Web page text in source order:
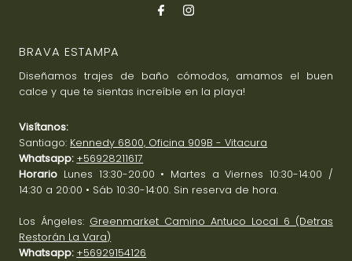
BRAVA ESTAMPA
Diseñamos trajes de baño cómodos, amamos el buen
calce y que te sientas increíble en la playa!
Visítanos:
Santiago: Kennedy 6800, Oficina 909B - Vitacura
Whatsapp: +56928211617
Horario Lunes 13:30-20:00 • Martes a Viernes 10:30-14:00 /
14:30 a 20:00 • Sáb 10:30-14:00. Sin reserva de hora.
Los Ángeles: Greenmarket Camino Antuco Local 6 (Detras
Restorán La Vara)
Whatsapp: +56929154126